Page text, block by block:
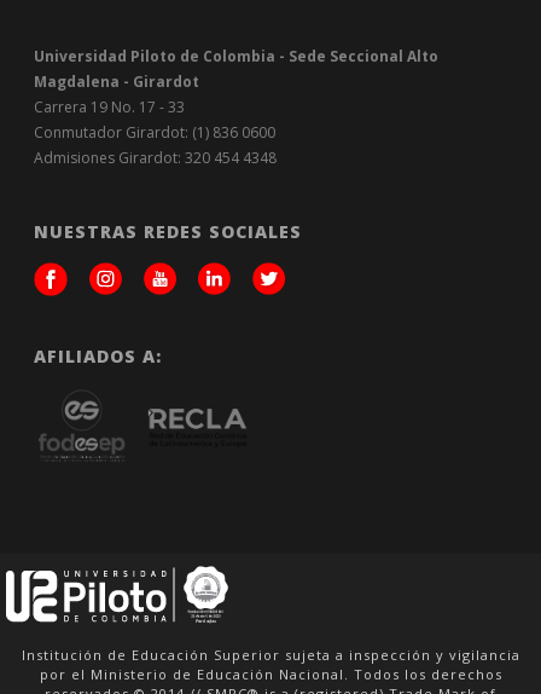
Universidad Piloto de Colombia - Sede Seccional Alto
Magdalena - Girardot
Carrera 19 No. 17 - 33
Conmutador Girardot: (1) 836 0600
Admisiones Girardot: 320 454 4348
NUESTRAS REDES SOCIALES
AFILIADOS A:
Institución de Educación Superior sujeta a inspección y vigilancia
por el Ministerio de Educación Nacional. Todos los derechos